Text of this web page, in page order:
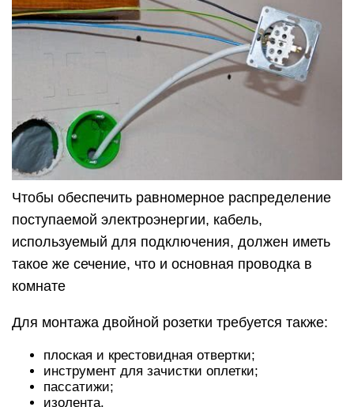
Чтобы обеспечить равномерное распределение
поступаемой электроэнергии, кабель,
используемый для подключения, должен иметь
такое же сечение, что и основная проводка в
комнате
Для монтажа двойной розетки требуется также:
плоская и крестовидная отвертки;
инструмент для зачистки оплетки;
пассатижи;
изолента.